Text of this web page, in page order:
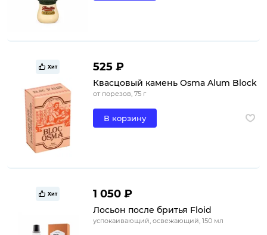
Хит 525 ₽
Квасцовый камень Osma Alum Block
от порезов, 75 г
В корзину
Хит 1 050 ₽
Лосьон после бритья Floid
успокаивающий, освежающий, 150 мл